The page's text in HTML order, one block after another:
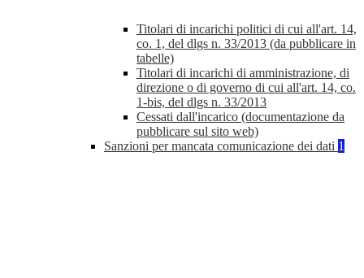
Titolari di incarichi politici di cui all'art. 14,
co. 1, del dlgs n. 33/2013 (da pubblicare in
tabelle)
Titolari di incarichi di amministrazione, di
direzione o di governo di cui all'art. 14, co.
1-bis, del dlgs n. 33/2013
Cessati dall'incarico (documentazione da
pubblicare sul sito web)
Sanzioni per mancata comunicazione dei dati 1